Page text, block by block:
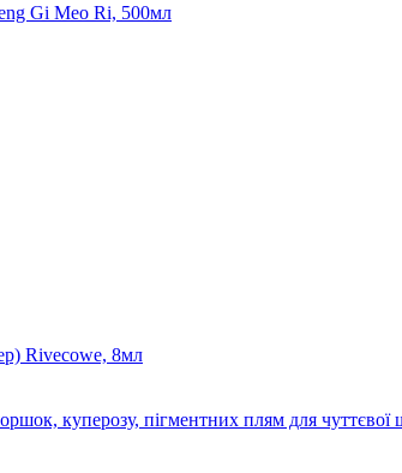
Gi Meo Ri, 500мл
Rivecowe, 8мл
куперозу, пігментних плям для